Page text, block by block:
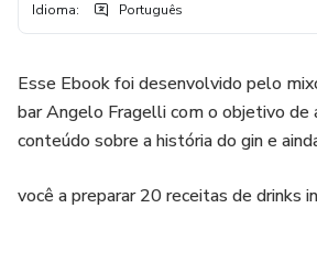
Idioma: Português
Esse Ebook foi desenvolvido pelo
bar Angelo Fragelli com o objetivo de
conteúdo sobre a história do gin e
você a preparar 20 receitas de drinks